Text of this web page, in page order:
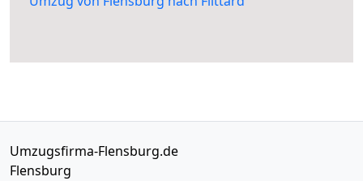
Umzugsfirma-Flensburg.de
Flensburg